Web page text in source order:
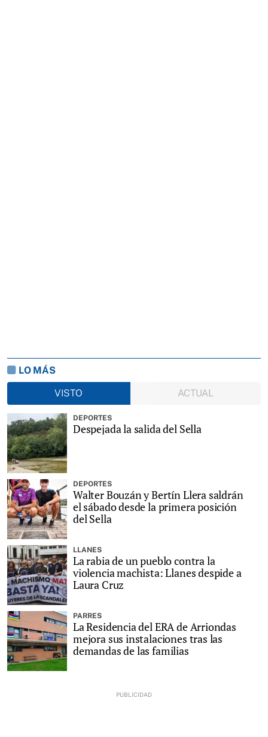
LO MÁS
VISTO
ACTUAL
DEPORTES
Despejada la salida del Sella
DEPORTES
Walter Bouzán y Bertín Llera saldrán
el sábado desde la primera posición
del Sella
LLANES
La rabia de un pueblo contra la
violencia machista: Llanes despide a
Laura Cruz
PARRES
La Residencia del ERA de Arriondas
mejora sus instalaciones tras las
demandas de las familias